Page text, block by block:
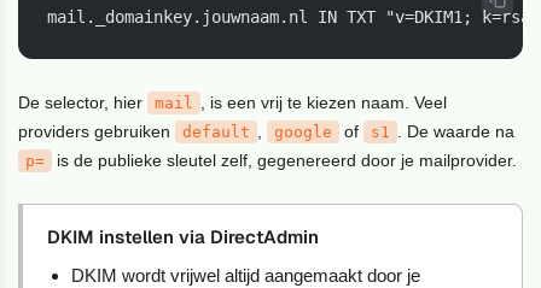
mail._domainkey.jouwnaam.nl IN TXT "v=DKIM1;
De selector, hier mail , is een vrij te kiezen naam. Veel
providers gebruiken
default , google of s1 . De waarde na
p= is de publieke sleutel zelf, gegenereerd door je mailprovider.
DKIM instellen via DirectAdmin
DKIM wordt vrijwel altijd aangemaakt door je